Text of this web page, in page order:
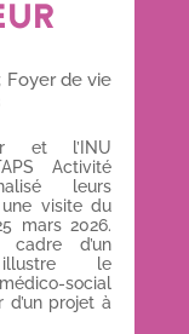
Foyer de vie
et l’INU
Activité
leurs
visite du
mars 2026.
d’un
illustre le
social
d’un projet à